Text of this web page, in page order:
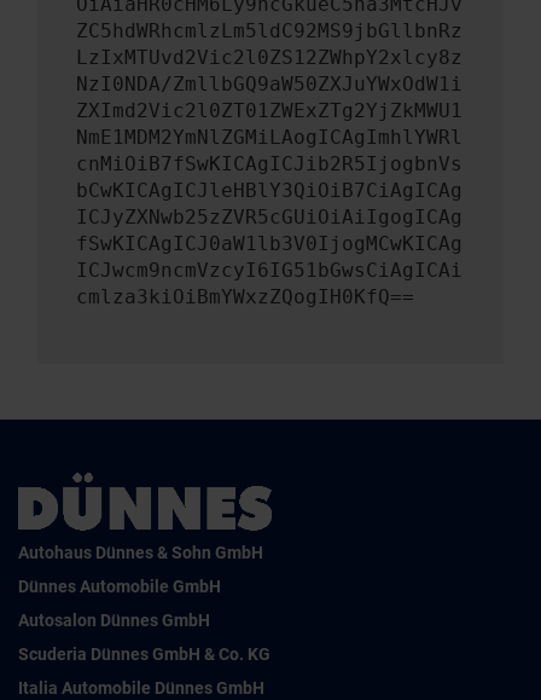
ZC5hdWRhcmlzLm5ldC92MS9jbGllbnRz
LzIxMTUvd2Vic2l0ZS12ZWhpY2xlcy8z
NzI0NDA/ZmllbGQ9aW50ZXJuYWxOdW1i
ZXImd2Vic2l0ZT01ZWExZTg2YjZkMWU1
NmE1MDM2YmNlZGMiLAogICAgImhlYWRl
cnMiOiB7fSwKICAgICJib2R5IjogbnVs
bCwKICAgICJleHBlY3QiOiB7CiAgICAg
ICJyZXNwb25zZVR5cGUiOiAiIgogICAg
fSwKICAgICJ0aW1lb3V0IjogMCwKICAg
ICJwcm9ncmVzcyI6IG51bGwsCiAgICAi
cmlza3kiOiBmYWxzZQogIH0KfQ==
Autohaus Dünnes & Sohn GmbH
Dünnes Automobile GmbH
Autosalon Dünnes GmbH
Scuderia Dünnes GmbH & Co. KG
Italia Automobile Dünnes GmbH